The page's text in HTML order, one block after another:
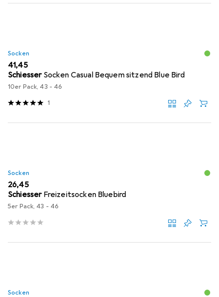
Socken
EUR
41,45
Schiesser Socken Casual Bequem sitzend Blue Bird
10er Pack, 43 - 46
1
Socken
EUR
26,45
Schiesser Freizeitsocken Bluebird
5er Pack, 43 - 46
Socken